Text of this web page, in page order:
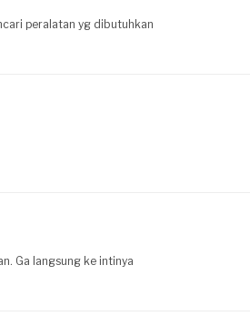
peralatan yg dibutuhkan
Ga langsung ke intinya